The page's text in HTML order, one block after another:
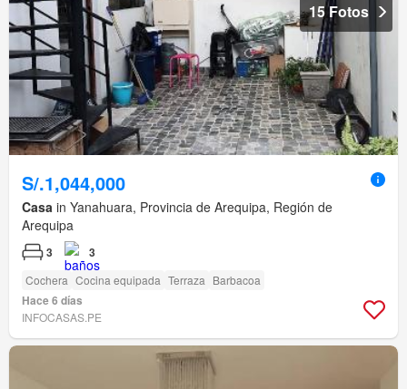
15 Fotos
S/.1,044,000
Casa in Yanahuara, Provincia de Arequipa, Región de
Arequipa
3 3
Cochera Cocina equipada Terraza Barbacoa
Hace 6 días
INFOCASAS.PE